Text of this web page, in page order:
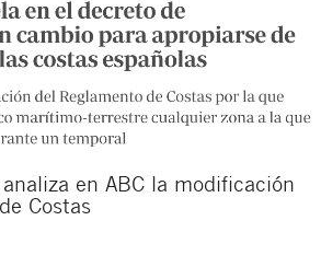
en ABC la modificación
Costas